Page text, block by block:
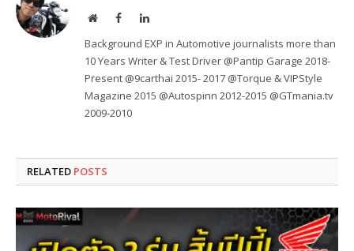
WebsiteFacebookLinkedIn
Background EXP in Automotive journalists more than
10 Years Writer & Test Driver @Pantip Garage 2018-
Present @9carthai 2015- 2017 @Torque & VIPStyle
Magazine 2015 @Autospinn 2012-2015 @GTmania.tv
2009-2010
RELATED POSTS